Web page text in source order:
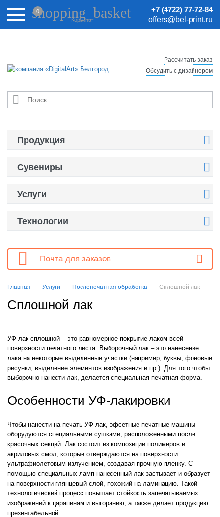
Внимание! Цены на сайте могут быть неактуальными.
Актуальные цены уточняйте у менеджеров.
+7 (4722) 77-72-84
offers@bel-print.ru
shopping_basket
Корзина
0

Рассчитать заказ
Обсудить с дизайнером
Продукция 
Сувениры 
Услуги 
Технологии 
 Почта для заказов
Главная Услуги Послепечатная обработка Сплошной лак
Сплошной лак
УФ-лак сплошной – это равномерное покрытие лаком всей
поверхности печатного листа. Выборочный лак – это нанесение
лака на некоторые выделенные участки (например, буквы, фоновые
рисунки, выделение элементов изображения и пр.). Для того чтобы
выборочно нанести лак, делается специальная печатная форма.
Особенности УФ-лакировки
Чтобы нанести на печать УФ-лак, офсетные печатные машины
оборудуются специальными сушками, расположенными после
красочных секций. Лак состоит из композиции полимеров и
акриловых смол, которые отверждаются на поверхности
ультрафиолетовым излучением, создавая прочную пленку. С
помощью специальных ламп нанесенный лак застывает и образует
на поверхности глянцевый слой, похожий на ламинацию. Такой
технологический процесс повышает стойкость запечатываемых
изображений к царапинам и выгоранию, а также делает продукцию
презентабельной.